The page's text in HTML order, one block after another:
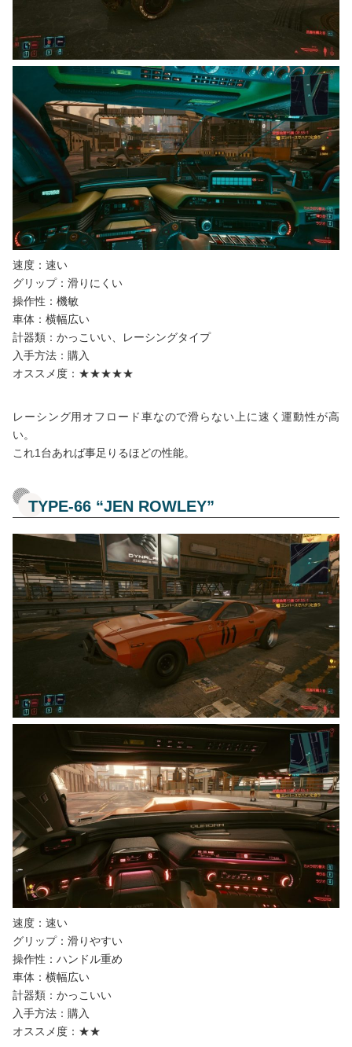
速度：速い
グリップ：滑りにくい
操作性：機敏
車体：横幅広い
計器類：かっこいい、レーシングタイプ
入手方法：購入
オススメ度：★★★★★
レーシング用オフロード車なので滑らない上に速く運動性が高
い。
これ1台あれば事足りるほどの性能。
TYPE-66 “JEN ROWLEY”
速度：速い
グリップ：滑りやすい
操作性：ハンドル重め
車体：横幅広い
計器類：かっこいい
入手方法：購入
オススメ度：★★